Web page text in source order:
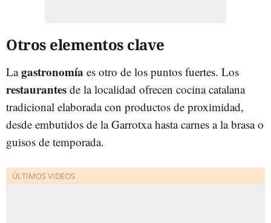
Otros elementos clave
Lagastronomía es otro de los puntos fuertes. Los
restaurantes de la localidad ofrecen cocina catalana
tradicional elaborada con productos de proximidad,
desde embutidos de la Garrotxa hasta carnes a la brasa o
guisos de temporada.